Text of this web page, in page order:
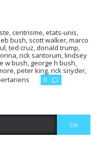
,centrisme,etats-unis,
bush, scott walker,marco
,ted cruz, donald trump,
,rick santorum,lindsey
w bush, george h bush,
,peter king,rick snyder,
0